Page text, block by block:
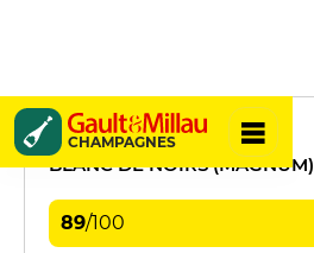
CHAMPAGNES
Collet
BLANC DE NOIRS (MAGNUM)
89/100